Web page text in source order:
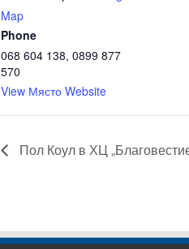
Map
Phone
068 604 138, 0899 877
570
View Място Website
Пол Коул в ХЦ